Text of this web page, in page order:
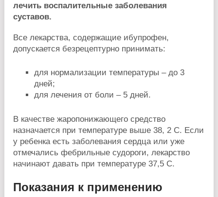
лечить воспалительные заболевания
суставов.
Все лекарства, содержащие ибупрофен,
допускается безрецептурно принимать:
для нормализации температуры – до 3
дней;
для лечения от боли – 5 дней.
В качестве жаропонижающего средство
назначается при температуре выше 38, 2 C. Если
у ребенка есть заболевания сердца или уже
отмечались фебрильные судороги, лекарство
начинают давать при температуре 37,5 C.
Показания к применению